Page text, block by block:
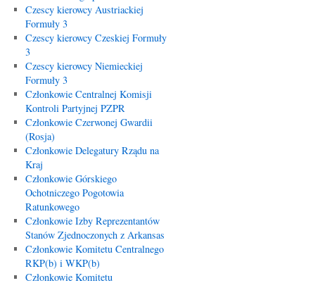
Czescy kierowcy Austriackiej
Formuły 3
Czescy kierowcy Czeskiej Formuły
3
Czescy kierowcy Niemieckiej
Formuły 3
Członkowie Centralnej Komisji
Kontroli Partyjnej PZPR
Członkowie Czerwonej Gwardii
(Rosja)
Członkowie Delegatury Rządu na
Kraj
Członkowie Górskiego
Ochotniczego Pogotowia
Ratunkowego
Członkowie Izby Reprezentantów
Stanów Zjednoczonych z Arkansas
Członkowie Komitetu Centralnego
RKP(b) i WKP(b)
Członkowie Komitetu